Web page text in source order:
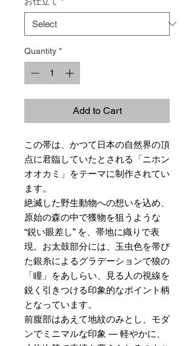
Quantity *
Add to Cart
この帯は、かつて日本の自然界の頂
点に君臨していたとされる「ニホン
オオカミ」をテーマに制作されてい
ます。
絶滅した野生動物への想いを込め、
原始の森の中で獲物を狙うような
“鋭い眼差し” を、帯地に織りで表
現。お太鼓部分には、玉虫色を帯び
た銀糸によるグラデーションで狼の
「瞳」をあしらい、見る人の視線を
鋭く引きつける印象的なポイント柄
となっています。
前腹部はあえて地紋のみとし、モダ
ンでミニマルな印象 — 軽やかに、